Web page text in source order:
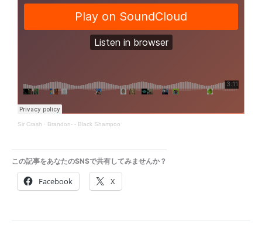
Sir Crash · Brandon- - Black Shampoo
この記事をあなたのSNSで共有してみませんか？
Facebook X